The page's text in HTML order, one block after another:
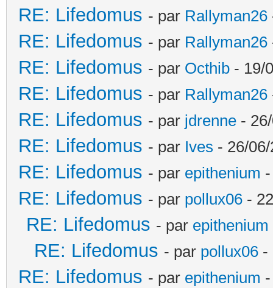
RE: Lifedomus - par Rallyman26
RE: Lifedomus - par Rallyman26
RE: Lifedomus - par Octhib - 19/
RE: Lifedomus - par Rallyman26
RE: Lifedomus - par jdrenne -
RE: Lifedomus - par Ives - 26/
RE: Lifedomus - par epithenium
RE: Lifedomus - par pollux06 -
RE: Lifedomus - par epithenium
RE: Lifedomus - par pollux06 -
RE: Lifedomus - par epithenium